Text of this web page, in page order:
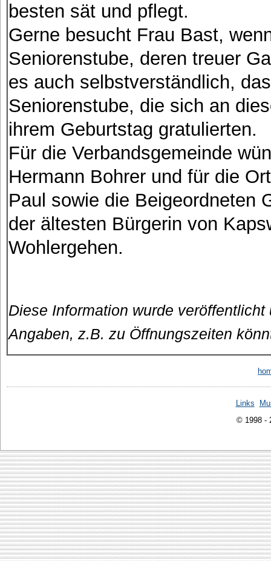
besten sät und pflegt.
Gerne besucht Frau Bast,
Seniorenstube, deren treuer
es auch selbstverständlich,
Seniorenstube, die sich an
ihrem Geburtstag gratulierten.
Für die Verbandsgemeinde
Hermann Bohrer und für die
Paul sowie die Beigeordneten
der ältesten Bürgerin von
Wohlergehen.
Diese Information wurde
Angaben, z.B. zu Öffnungszeiten
Links
© 1998 -